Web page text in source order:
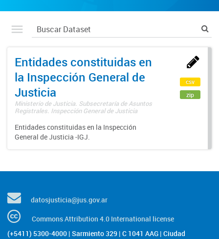
Entidades constituidas en
la Inspección General de
Justicia
Ministerio de Justicia. Subsecretaría de Asuntos
Registrales. Inspección General de Justicia
Entidades constituidas en la Inspección
General de Justicia -IGJ.
csv
zip
datosjusticia@jus.gov.ar
Commons Attribution 4.0 International license
(+5411) 5300-4000 | Sarmiento 329 | C 1041 AAG | Ciudad